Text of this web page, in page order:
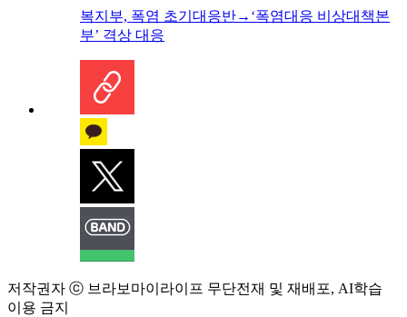
복지부, 폭염 초기대응반→‘폭염대응 비상대책본
부’ 격상 대응
저작권자 ⓒ 브라보마이라이프 무단전재 및 재배포, AI학습
이용 금지